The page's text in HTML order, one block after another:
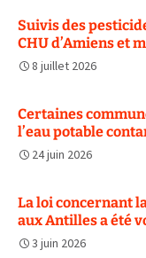
Suivis des
CHU d’Amiens et
8 juillet 2026
Certaines
l’eau potable
24 juin 2026
La loi concernant
aux Antilles a été
3 juin 2026